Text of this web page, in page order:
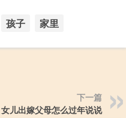
孩子 家里
下一篇
女儿出嫁父母怎么过年说说